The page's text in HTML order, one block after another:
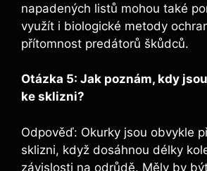
napadených listů mohou také
využít i biologické metody
přítomnost predátorů škůdců.
Otázka 5: Jak poznám, kdy
ke sklizni?
Odpověď: Okurky jsou obvykle
sklizni, když dosáhnou délky
závislosti na odrůdě. Měly by